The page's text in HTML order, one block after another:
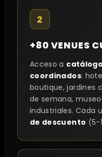
2
+80 VENUES
Acceso a
coordinados:
boutique, jardines
de semana,
industriales. Cada
de descuento (5-